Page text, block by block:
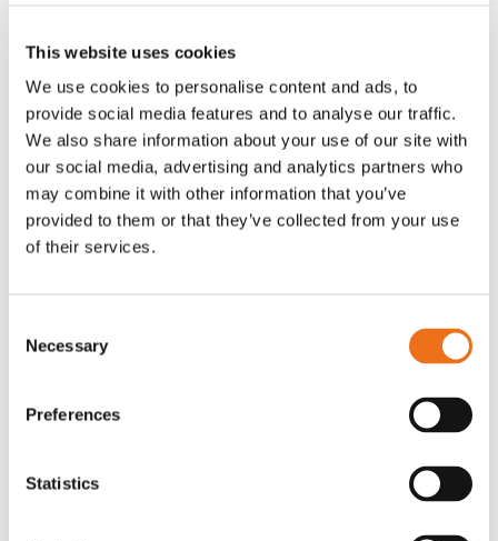
This website uses cookies
We use cookies to personalise content and ads, to
provide social media features and to analyse our traffic.
We also share information about your use of our site with
our social media, advertising and analytics partners who
may combine it with other information that you’ve
provided to them or that they’ve collected from your use
of their services.
Selection
Necessary
Preferences
Statistics
Lägg till i varukorg
Rotor, komplett med slagor
OR80013456G
(ex. moms)
Grön truckknapp
A00220
kr (ex. moms)
Lägg till i varukorg
Rotor teeth 8t/6k 7.5Gr/8 R6/14 Rotor teeth 8t/6k 0Gr/8 R6/14